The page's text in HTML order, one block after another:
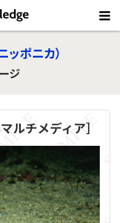
ッポニカ）
ジ
ルチメディア］